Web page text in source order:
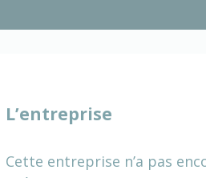
L’entreprise
Cette entreprise n’a pas